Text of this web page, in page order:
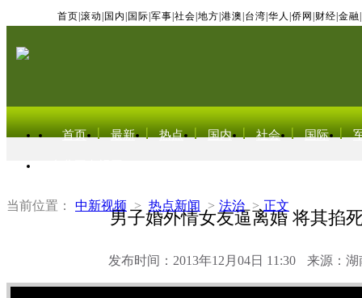
首页 滚动 国内 国际 军事 社会 地方 港澳 台湾 华人 侨网 财经 金融
首页 最新 热点 国内 社会 国际
当前位置： 中新视频 > 热点新闻 > 法治 > 正文
男子婚外情女友逼离婚 将其掐
发布时间：2013年12月04日 11:30 来源：湖